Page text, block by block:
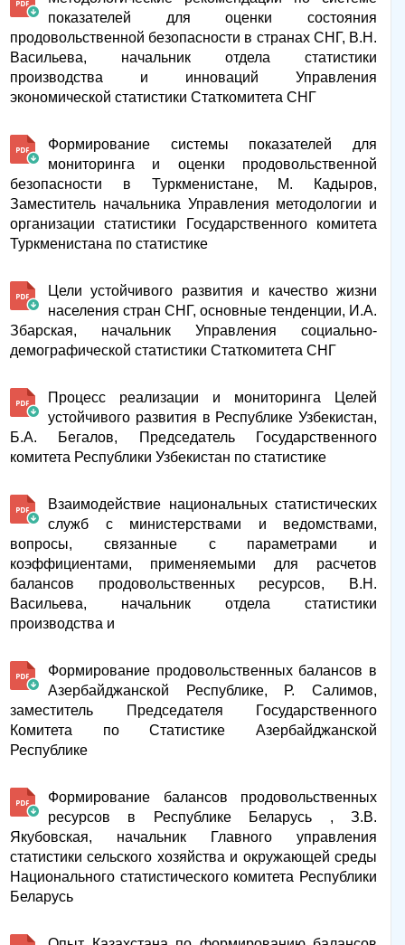
показателей для оценки состояния
продовольственной безопасности в странах СНГ, В.Н.
Васильева, начальник отдела статистики
производства и инноваций Управления
экономической статистики Статкомитета СНГ
Формирование системы показателей для
мониторинга и оценки продовольственной
безопасности в Туркменистане, М. Кадыров,
Заместитель начальника Управления методологии и
организации статистики Государственного комитета
Туркменистана по статистике
Цели устойчивого развития и качество жизни
населения стран СНГ, основные тенденции, И.А.
Збарская, начальник Управления социально-
демографической статистики Статкомитета СНГ
Процесс реализации и мониторинга Целей
устойчивого развития в Республике Узбекистан,
Б.А. Бегалов, Председатель Государственного
комитета Республики Узбекистан по статистике
Взаимодействие национальных статистических
служб с министерствами и ведомствами,
вопросы, связанные с параметрами и
коэффициентами, применяемыми для расчетов
балансов продовольственных ресурсов, В.Н.
Васильева, начальник отдела статистики
производства и
Формирование продовольственных балансов в
Азербайджанской Республике, Р. Салимов,
заместитель Председателя Государственного
Комитета по Статистике Азербайджанской
Республике
Формирование балансов продовольственных
ресурсов в Республике Беларусь , З.В.
Якубовская, начальник Главного управления
статистики сельского хозяйства и окружающей среды
Национального статистического комитета Республики
Беларусь